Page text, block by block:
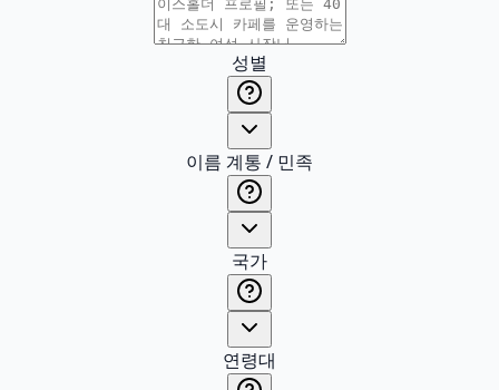
성별
이름 계통 / 민족
국가
연령대